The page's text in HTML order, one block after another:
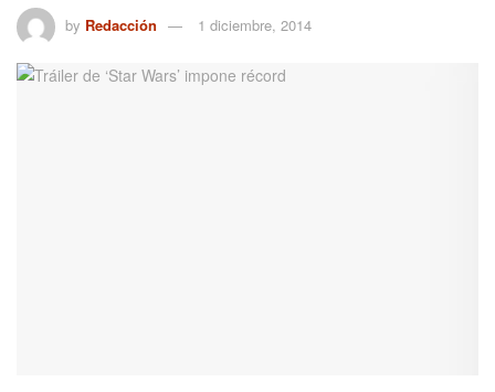
by Redacción 1 diciembre, 2014